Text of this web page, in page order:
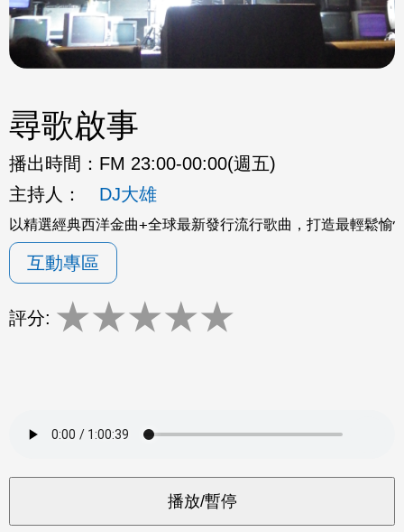
尋歌啟事
播出時間： FM 23:00-00:00(週五)
主持人：
DJ大雄
以精選經典西洋金曲+全球最新發行流行歌曲，打造最輕鬆愉
互動專區
評分: ★★★★★